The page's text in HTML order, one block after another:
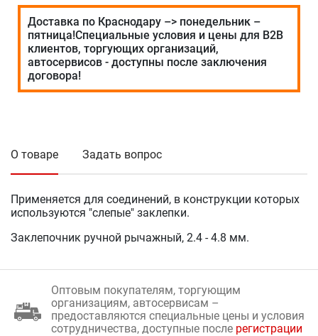
Доставка по Краснодару –> понедельник –
пятница!Специальные условия и цены для В2В
клиентов, торгующих организаций,
автосервисов - доступны после заключения
договора!
О товаре Задать вопрос
Применяется для соединений, в конструкции которых
используются "слепые" заклепки.
Заклепочник ручной рычажный, 2.4 - 4.8 мм.
Оптовым покупателям, торгующим
организациям, автосервисам –
предоставляются специальные цены и условия
сотрудничества, доступные после регистрации